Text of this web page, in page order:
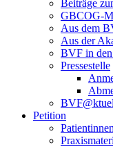
Beiträge
GBCOG-
Aus dem
Aus der
BVF in
Pressestelle
Petition
Patientinnen